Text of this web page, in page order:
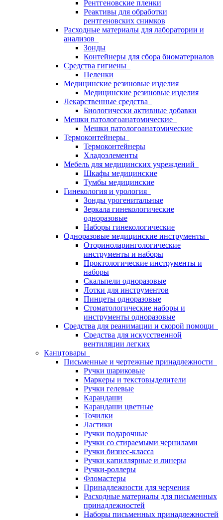
Рентгеновские пленки
Реактивы для обработки
рентгеновских снимков
Расходные материалы для лаборатории и
анализов
Зонды
Контейнеры для сбора биоматериалов
Средства гигиены
Пеленки
Медицинские резиновые изделия
Медицинские резиновые изделия
Лекарственные средства
Биологически активные добавки
Мешки патологоанатомические
Мешки патологоанатомические
Термоконтейнеры
Термоконтейнеры
Хладоэлементы
Мебель для медицинских учреждений
Шкафы медицинские
Тумбы медицинские
Гинекология и урология
Зонды урогенитальные
Зеркала гинекологические
одноразовые
Наборы гинекологические
Одноразовые медицинские инструменты
Оториноларингологические
инструменты и наборы
Проктологические инструменты и
наборы
Скальпели одноразовые
Лотки для инструментов
Пинцеты одноразовые
Стоматологические наборы и
инструменты одноразовые
Средства для реанимации и скорой помощи
Средства для искусственной
вентиляции легких
Канцтовары
Письменные и чертежные принадлежности
Ручки шариковые
Маркеры и текстовыделители
Ручки гелевые
Карандаши
Карандаши цветные
Точилки
Ластики
Ручки подарочные
Ручки со стираемыми чернилами
Ручки бизнес-класса
Ручки капиллярные и линеры
Ручки-роллеры
Фломастеры
Принадлежности для черчения
Расходные материалы для письменных
принадлежностей
Наборы письменных принадлежностей